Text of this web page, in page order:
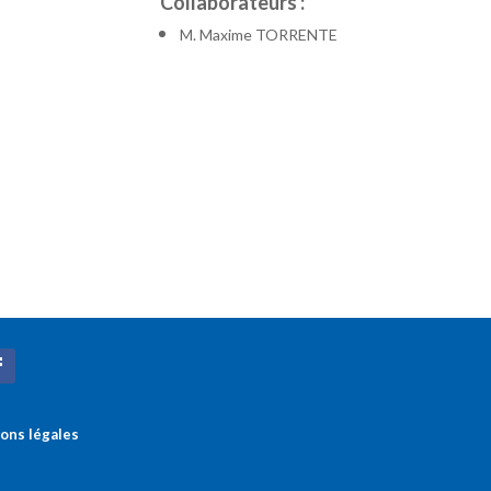
M. Maxime TORRENTE
légales